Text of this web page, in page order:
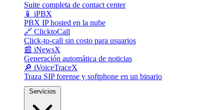
Suite completa de contact center
📱 iPBX
PBX IP hosted en la nube
🔗 ClicktoCall
Click-to-call sin costo para usuarios
📰 iNewsX
Generación automática de noticias
🔎 iVoiceTraceX
Traza SIP forense y softphone en un binario
Servicios